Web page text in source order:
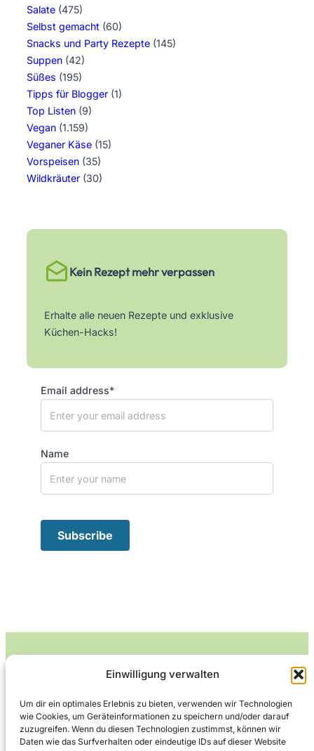
Einwilligung verwalten
Um dir ein optimales Erlebnis zu bieten, verwenden wir Technologien
wie Cookies, um Geräteinformationen zu speichern und/oder darauf
zuzugreifen. Wenn du diesen Technologien zustimmst, können wir
Daten wie das Surfverhalten oder eindeutige IDs auf dieser Website
Salate (475)
Selbst gemacht (60)
Snacks und Party Rezepte (145)
Suppen (42)
Süßes (195)
Tipps für Blogger (1)
Top Listen (9)
Vegan (1.159)
Veganer Käse (15)
Vorspeisen (35)
Wildkräuter (30)
Kein Rezept mehr verpassen
Erhalte alle neuen Rezepte und exklusive
Küchen-Hacks!
Email address*
Name
Leckerlife
Lecker essen – gesund leben.